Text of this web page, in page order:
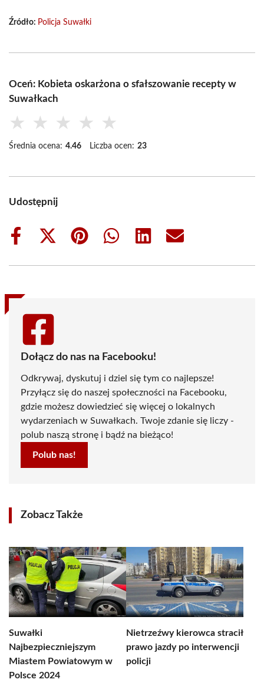
Źródło: Policja Suwałki
Oceń: Kobieta oskarżona o sfałszowanie recepty w
Suwałkach
★ ★ ★ ★ ★
Średnia ocena: 4.46 Liczba ocen: 23
Udostępnij
Share
Share
(Twitter)
Share
Share
Share
Share
Dołącz do nas na Facebooku!
Odkrywaj, dyskutuj i dziel się tym co najlepsze!
Przyłącz się do naszej społeczności na Facebooku,
gdzie możesz dowiedzieć się więcej o lokalnych
wydarzeniach w Suwałkach. Twoje zdanie się liczy -
polub naszą stronę i bądź na bieżąco!
Polub nas!
Zobacz Także
Suwałki
Najbezpieczniejszym
Miastem Powiatowym w
Polsce 2024
Nietrzeźwy kierowca stracił
prawo jazdy po interwencji
policji